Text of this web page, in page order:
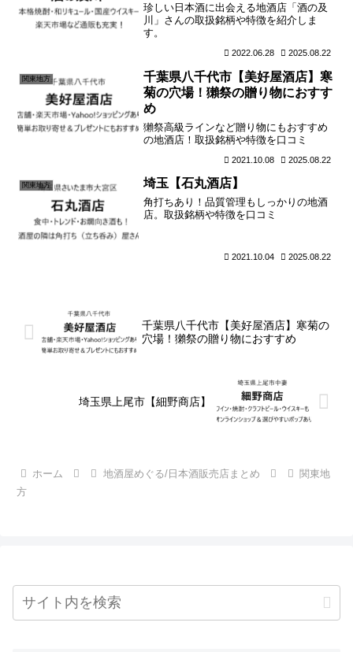
珍しい日本酒に出会える地酒店「酒の及
川」さんの取扱銘柄や特徴を紹介しま
す。
2022.06.28 2025.08.22
関東地方
千葉県八千代市【美好屋酒店】寒
菊の穴場！獺祭の贈り物におすす
め
獺祭高級ラインなど贈り物にもおすすめ
の地酒店！取扱銘柄や特徴を口コミ
2021.10.08 2025.08.22
関東地方 埼玉【石丸酒店】
角打ちあり！品質管理もしっかりの地酒
店。取扱銘柄や特徴を口コミ
2021.10.04 2025.08.22
千葉県八千代市【美好屋酒店】寒菊の
穴場！獺祭の贈り物におすすめ
埼玉県上尾市【細野商店】
ホーム 地酒屋めぐる/日本酒販売店まとめ
関東地
方